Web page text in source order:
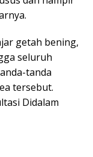
getah bening,
seluruh
tanda
tersebut.
Didalam